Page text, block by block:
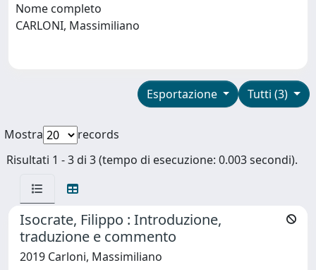
Nome completo
CARLONI, Massimiliano
Tutti (3)
Esportazione
Mostra
records
Risultati 1 - 3 di 3 (tempo di esecuzione: 0.003 secondi).
Isocrate, Filippo : Introduzione,
traduzione e commento
2019 Carloni, Massimiliano